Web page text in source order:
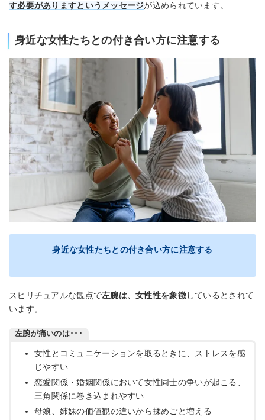
す必要がありますというメッセージが込められています。
身近な女性たちとの付き合い方に注意する
身近な女性たちとの付き合い方に注意する
スピリチュアルな観点で左腕は、女性性を象徴しているとされて
います。
左腕が痛いのは･･･
女性とコミュニケーションを取るときに、ストレスを感
じやすい
恋愛関係・婚姻関係において女性同士の争いが起こる、
三角関係に巻き込まれやすい
母娘、姉妹の価値観の違いから揉めごと増える